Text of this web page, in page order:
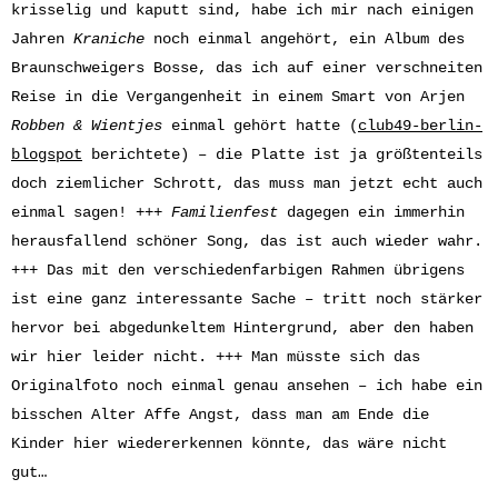
krisselig und kaputt sind, habe ich mir nach einigen
Jahren Kraniche noch einmal angehört, ein Album des
Braunschweigers Bosse, das ich auf einer verschneiten
Reise in die Vergangenheit in einem Smart von Arjen
Robben & Wientjes einmal gehört hatte (club49-berlin-
blogspot berichtete) – die Platte ist ja größtenteils
doch ziemlicher Schrott, das muss man jetzt echt auch
einmal sagen! +++ Familienfest dagegen ein immerhin
herausfallend schöner Song, das ist auch wieder wahr.
+++ Das mit den verschiedenfarbigen Rahmen übrigens
ist eine ganz interessante Sache – tritt noch stärker
hervor bei abgedunkeltem Hintergrund, aber den haben
wir hier leider nicht. +++ Man müsste sich das
Originalfoto noch einmal genau ansehen – ich habe ein
bisschen Alter Affe Angst, dass man am Ende die
Kinder hier wiedererkennen könnte, das wäre nicht
gut…